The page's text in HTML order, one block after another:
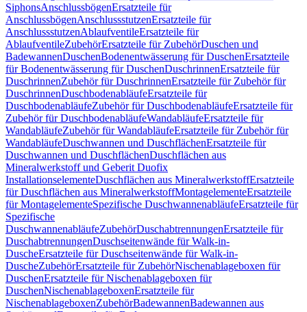
SiphonsAnschlussbögenErsatzteile für
AnschlussbögenAnschlussstutzenErsatzteile für
AnschlussstutzenAblaufventileErsatzteile für
AblaufventileZubehörErsatzteile für ZubehörDuschen und
BadewannenDuschenBodenentwässerung für DuschenErsatzteile
für Bodenentwässerung für DuschenDuschrinnenErsatzteile für
DuschrinnenZubehör für DuschrinnenErsatzteile für Zubehör für
DuschrinnenDuschbodenabläufeErsatzteile für
DuschbodenabläufeZubehör für DuschbodenabläufeErsatzteile für
Zubehör für DuschbodenabläufeWandabläufeErsatzteile für
WandabläufeZubehör für WandabläufeErsatzteile für Zubehör für
WandabläufeDuschwannen und DuschflächenErsatzteile für
Duschwannen und DuschflächenDuschflächen aus
Mineralwerkstoff und Geberit Duofix
InstallationselementeDuschflächen aus MineralwerkstoffErsatzteile
für Duschflächen aus MineralwerkstoffMontagelementeErsatzteile
für MontagelementeSpezifische DuschwannenabläufeErsatzteile für
Spezifische
DuschwannenabläufeZubehörDuschabtrennungenErsatzteile für
DuschabtrennungenDuschseitenwände für Walk-in-
DuscheErsatzteile für Duschseitenwände für Walk-in-
DuscheZubehörErsatzteile für ZubehörNischenablageboxen für
DuschenErsatzteile für Nischenablageboxen für
DuschenNischenablageboxenErsatzteile für
NischenablageboxenZubehörBadewannenBadewannen aus